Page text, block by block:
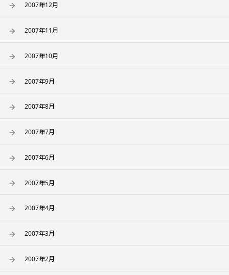
2007年12月
2007年11月
2007年10月
2007年9月
2007年8月
2007年7月
2007年6月
2007年5月
2007年4月
2007年3月
2007年2月